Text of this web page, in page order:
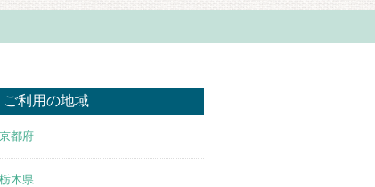
ご利用の地域
京都府
栃木県